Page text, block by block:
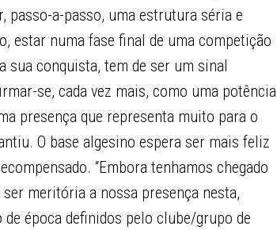
passo-a-passo, uma estrutura séria e
estar numa fase final de uma competição
sua conquista, tem de ser um sinal
se, cada vez mais, como uma potência
presença que representa muito para o
O base algesino espera ser mais feliz
“Embora tenhamos chegado
meritória a nossa presença nesta,
época definidos pelo clube/grupo de